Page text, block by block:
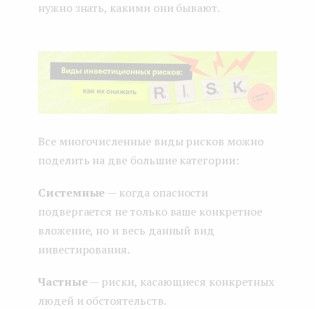
нужно знать, какими они бывают.
Все многочисленные виды рисков можно
поделить на две большие категории:
Системные — когда опасности
подвергается не только ваше конкретное
вложение, но и весь данный вид
инвестирования.
Частные— риски, касающиеся конкретных
людей и обстоятельств.